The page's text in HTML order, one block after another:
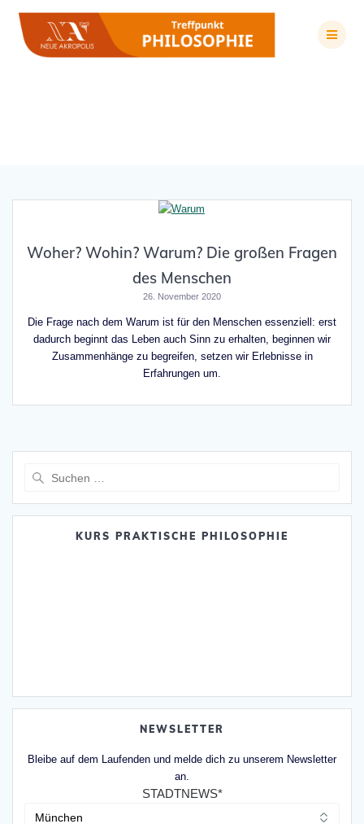
Inhalt
springen
Woher? Wohin? Warum? Die großen Fragen
des Menschen
26. November 2020
Die Frage nach dem Warum ist für den Menschen essenziell: erst
dadurch beginnt das Leben auch Sinn zu erhalten, beginnen wir
Zusammenhänge zu begreifen, setzen wir Erlebnisse in
Erfahrungen um.
KURS PRAKTISCHE PHILOSOPHIE
NEWSLETTER
Bleibe auf dem Laufenden und melde dich zu unserem Newsletter
an.
STADTNEWS*